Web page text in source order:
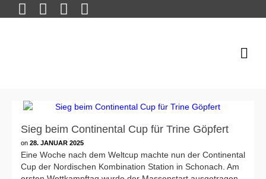
Sieg beim Continental Cup für Trine Göpfert
on 28. JANUAR 2025
Eine Woche nach dem Weltcup machte nun der Continental
Cup der Nordischen Kombination Station in Schonach. Am